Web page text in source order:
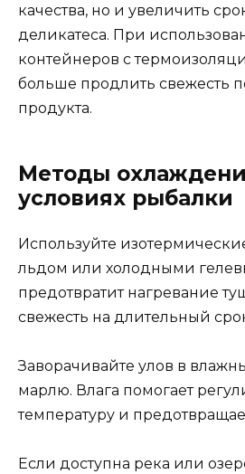
качества, но и увеличить
деликатеса. При
контейнеров с
больше продлить свежесть
продукта.
Методы
условиях рыбалки
Используйте
льдом или холодными
предотвратит нагревание
свежесть на длительный
Заворачивайте улов в
марлю. Влага помогает
температуру и
Если доступна река или